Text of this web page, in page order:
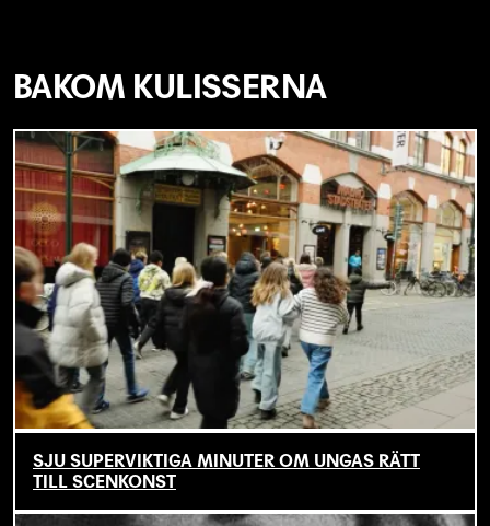
BAKOM KULISSERNA
SJU SUPERVIKTIGA MINUTER OM UNGAS RÄTT
TILL SCENKONST